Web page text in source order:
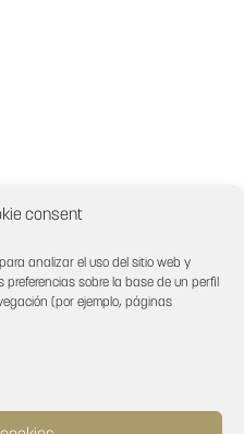
consent
analizar el uso del sitio web y
sobre la base de un perfil
(por ejemplo, páginas